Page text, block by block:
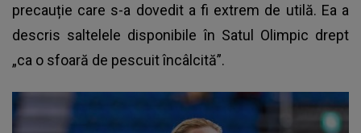
precauție care s-a dovedit a fi extrem de utilă. Ea a
descris saltelele disponibile în Satul Olimpic drept
„ca o sfoară de pescuit încâlcită”.